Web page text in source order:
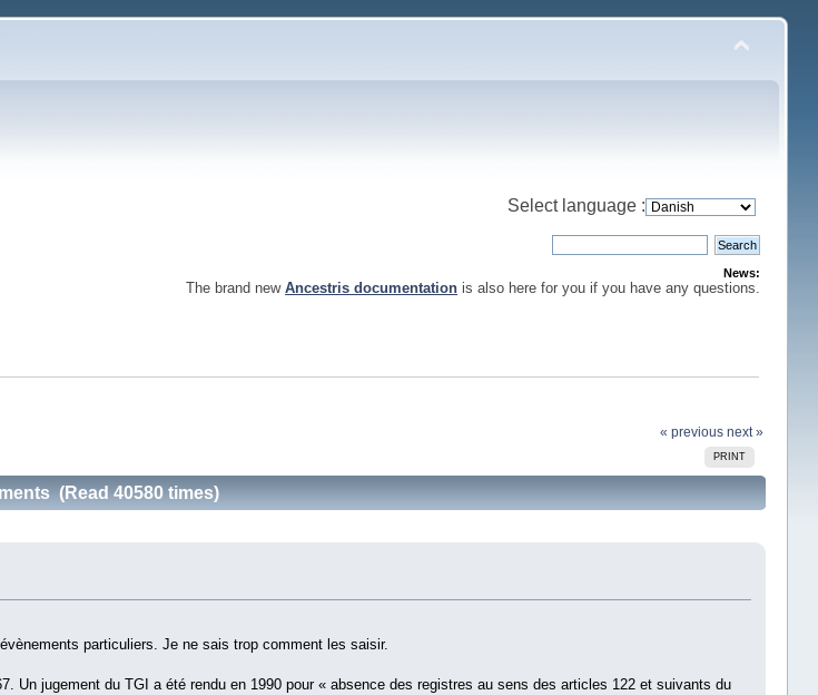
Select language :
News:
The brand newAncestris documentation is also here for you if you have any questions.
« previous next »
PRINT
(Read 40580 times)
particuliers. Je ne sais trop comment les saisir.
Un jugement du TGI a été rendu en 1990 pour « absence des registres au sens des articles 122 et suivants du